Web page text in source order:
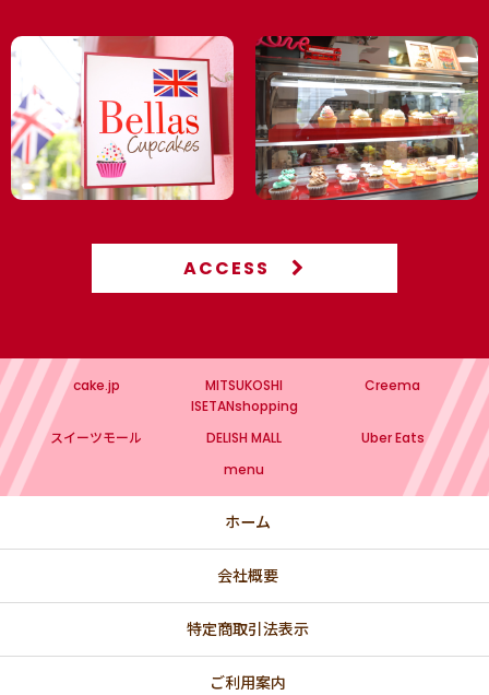
ACCESS
cake.jp
MITSUKOSHI
ISETANshopping
Creema
スイーツモール DELISH MALL
Uber Eats
menu
ホーム
会社概要
特定商取引法表示
ご利用案内